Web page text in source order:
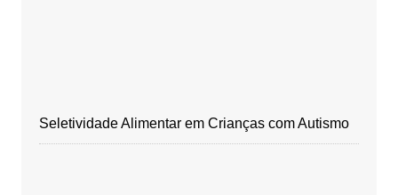
Seletividade Alimentar em Crianças com Autismo